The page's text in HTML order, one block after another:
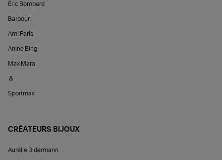
Éric Bompard
Barbour
Ami Paris
Anine Bing
Max Mara
&
Sportmax
CRÉATEURS BIJOUX
Aurélie Bidermann